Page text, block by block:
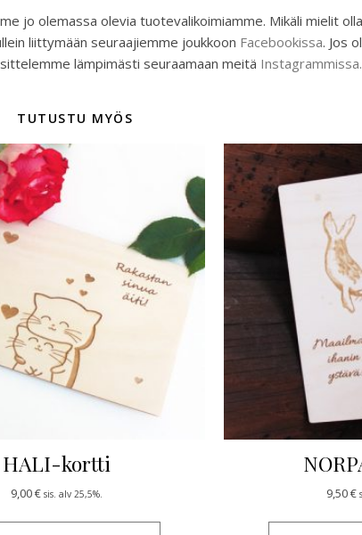
jo olemassa olevia tuotevalikoimiamme. Mikäli mielit
liittymään seuraajiemme joukkoon Facebookissa. Jos
lämpimästi seuraamaan meitä Instagrammissa.
TUTUSTU MYÖS
muunnelma. Voit tehdä valinnat tuotteen sivulla.
HALI-kortti
9,00€ sis. alv 25,5%.
Tällä tuotteella on useampi
9,50€